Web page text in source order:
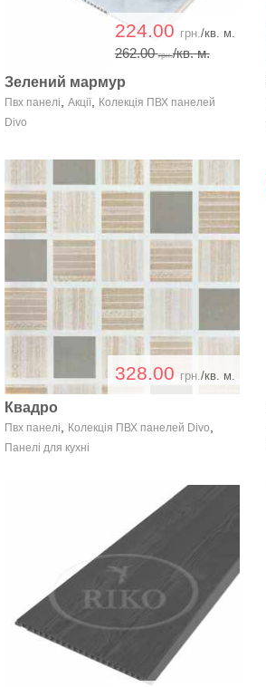
224.00 грн./кв. м.
262.00грн./кв. м.
Зелений мармур
Пвх панелі ,Акції, Колекція ПВХ панелей
Divo
328.00 грн./кв. м.
Квадро
Пвх панелі Колекція ПВХ панелей Divo
Панелі для кухні